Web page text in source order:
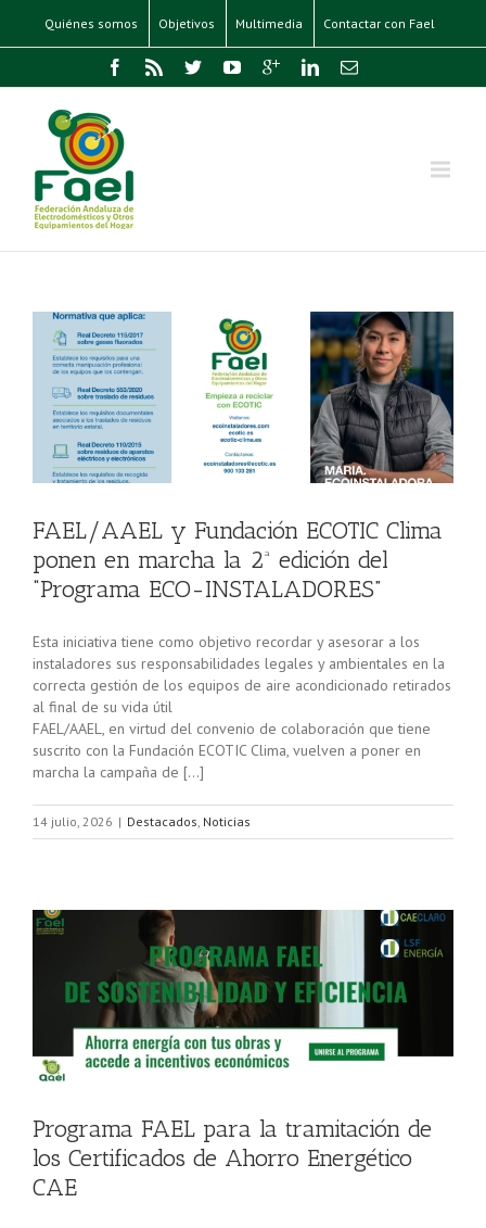
Quiénes somos Objetivos Multimedia Contactar con Fael
FAEL/AAEL y Fundación ECOTIC Clima
ponen en marcha la 2ª edición del
“Programa ECO-INSTALADORES”
Esta iniciativa tiene como objetivo recordar y asesorar a los
instaladores sus responsabilidades legales y ambientales en la
correcta gestión de los equipos de aire acondicionado retirados
al final de su vida útil
FAEL/AAEL, en virtud del convenio de colaboración que tiene
suscrito con la Fundación ECOTIC Clima, vuelven a poner en
marcha la campaña de […]
14 julio, 2026 | Destacados Noticias
Programa FAEL para la tramitación de
los Certificados de Ahorro Energético
CAE